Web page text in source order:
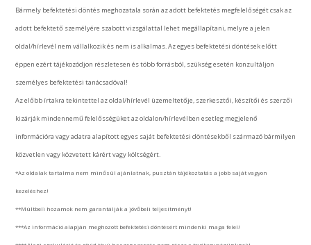
Bármely befektetési döntés meghozatala során az adott befektetés megfelelőségét csak az
adott befektető személyére szabott vizsgálattal lehet megállapítani, melyre a jelen
oldal/hírlevél nem vállalkozik és nem is alkalmas. Az egyes befektetési döntések előtt
éppen ezért tájékozódjon részletesen és több forrásból, szükség esetén konzultáljon
személyes befektetési tanácsadóval!
Az előbb írtakra tekintettel az oldal/hírlevél üzemeltetője, szerkesztői, készítői és szerzői
kizárják mindennemű felelősségüket az oldalon/hírlevélben esetleg megjelenő
információra vagy adatra alapított egyes saját befektetési döntésekből származó bármilyen
közvetlen vagy közvetett kárért vagy költségért.
*Az oldalak tartalma nem minősül ajánlatnak, pusztán tájékoztatás a jobb saját vagyon
kezeléshez!
**Múltbeli hozamok nem garantálják a jövőbeli teljesítményt!
***Az információ alapján meghozott befektetési döntésért mindenki maga felel!